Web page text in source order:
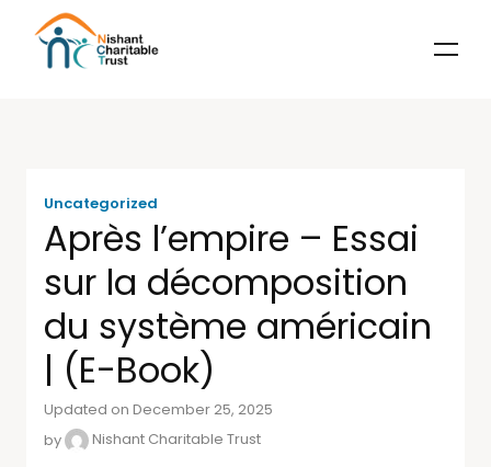
Uncategorized
Après l’empire – Essai
sur la décomposition
du système américain
| (E-Book)
Updated on December 25, 2025
by
Nishant Charitable Trust